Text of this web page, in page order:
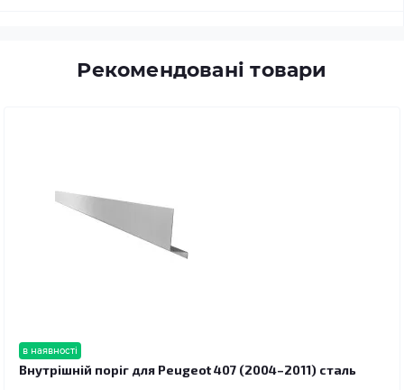
Рекомендовані товари
в наявності
Внутрішній поріг для Peugeot 407 (2004–2011) сталь